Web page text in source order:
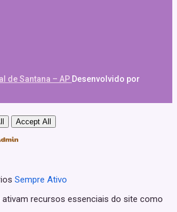
Desenvolvido por
Accept All
Sempre Ativo
recursos essenciais do site como